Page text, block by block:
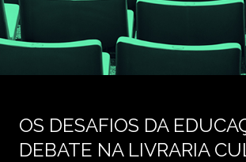
OS DESAFIOS DA
DEBATE NA LIVRARIA